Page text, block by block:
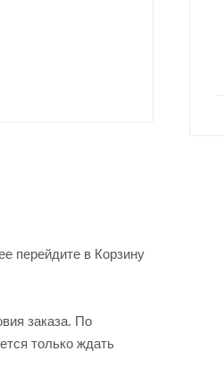
перейдите в Корзину
заказа. По
только ждать